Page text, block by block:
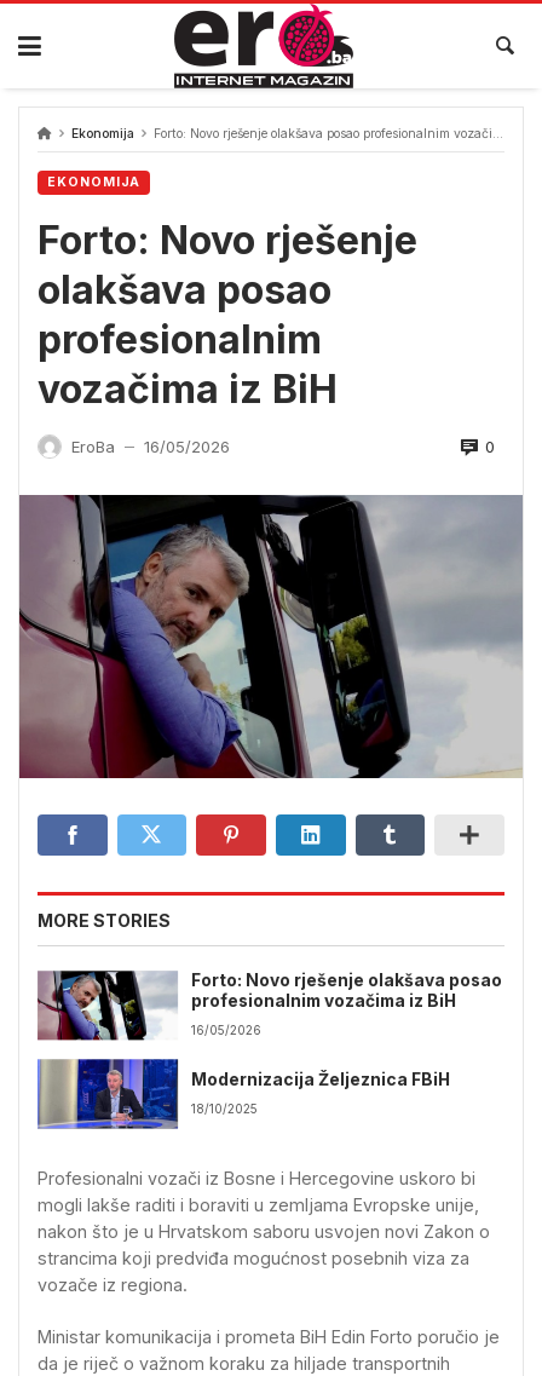
Skip
content
Ekonomija Forto: Novo rješenje olakšava posao profesionalnim vozačima iz BiH
EKONOMIJA
Forto: Novo rješenje
olakšava posao
profesionalnim
vozačima iz BiH
EroBa — 16/05/2026 0
MORE STORIES
Forto: Novo rješenje olakšava posao
profesionalnim vozačima iz BiH
16/05/2026
Modernizacija Željeznica FBiH
18/10/2025
Profesionalni vozači iz Bosne i Hercegovine uskoro bi
mogli lakše raditi i boraviti u zemljama Evropske unije,
nakon što je u Hrvatskom saboru usvojen novi Zakon o
strancima koji predviđa mogućnost posebnih viza za
vozače iz regiona.
Ministar komunikacija i prometa BiH Edin Forto poručio je
da je riječ o važnom koraku za hiljade transportnih